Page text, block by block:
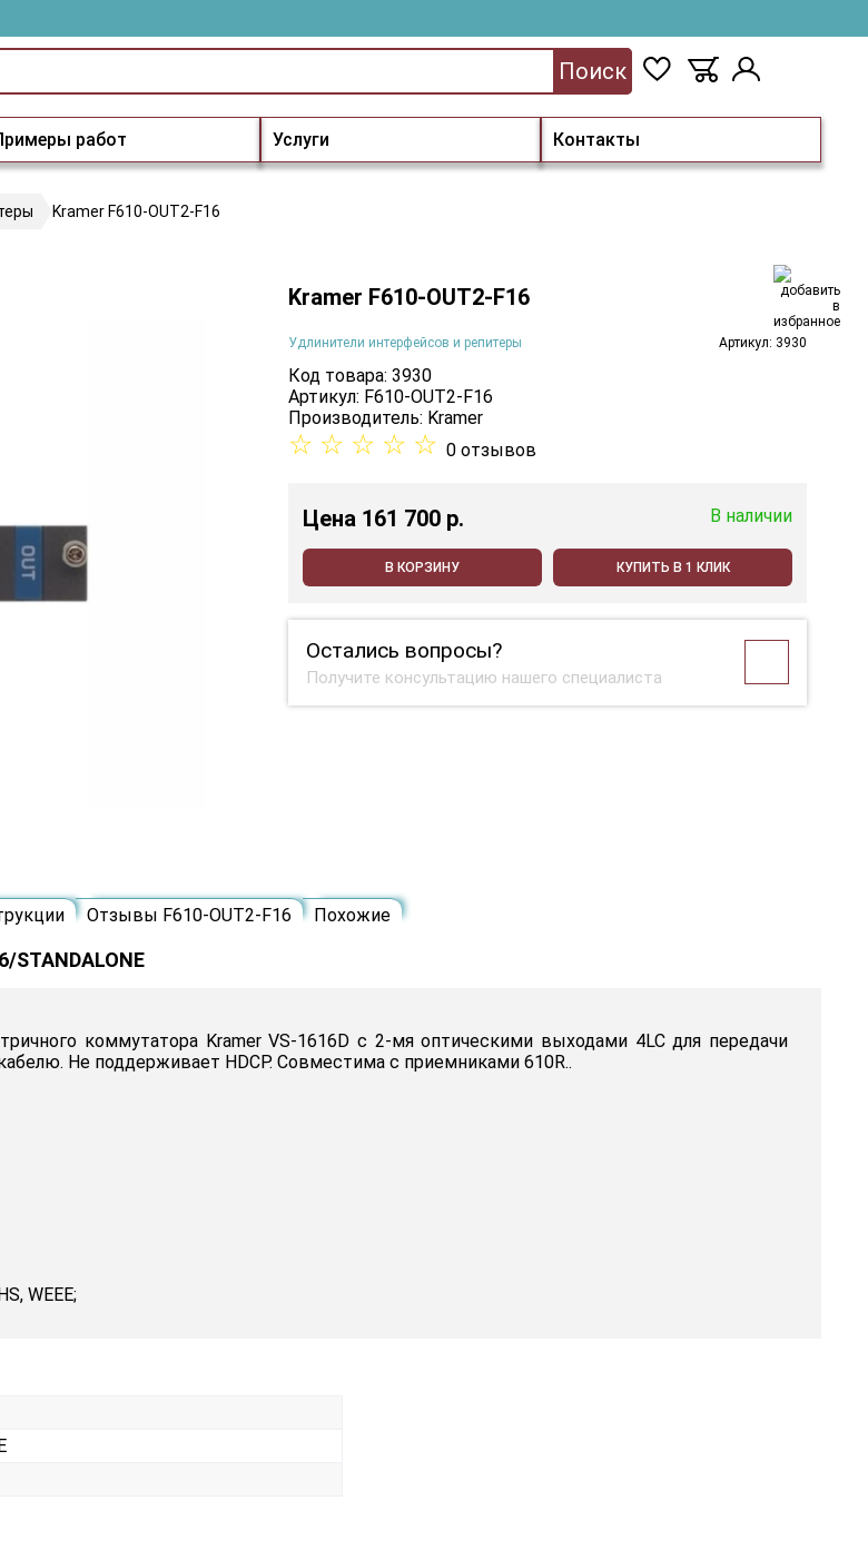
работ Услуги Контакты
Поиск
Kramer F610-OUT2-F16
Kramer F610-OUT2-F16
Удлинители интерфейсов и репитеры Артикул: 3930
Код товара: 3930
Артикул: F610-OUT2-F16
Производитель: Kramer
☆ ☆ ☆ ☆ ☆ 0 отзывов
Цена 161 700 p. В наличии
В КОРЗИНУ КУПИТЬ В 1 КЛИК
Остались вопросы?
Получите консультацию нашего специалиста
Отзывы F610-OUT2-F16 Похожие
коммутатора Kramer VS-1616D с 2-мя оптическими выходами 4LC для передачи
Не поддерживает HDCP. Совместима с приемниками 610R..
WEEE;